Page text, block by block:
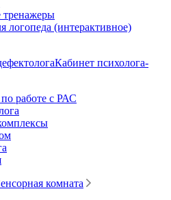
логопеда (интерактивное)
Кабинет психолога-
работе с РАС
комната